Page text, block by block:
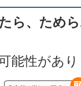
ら、ため
能性があ